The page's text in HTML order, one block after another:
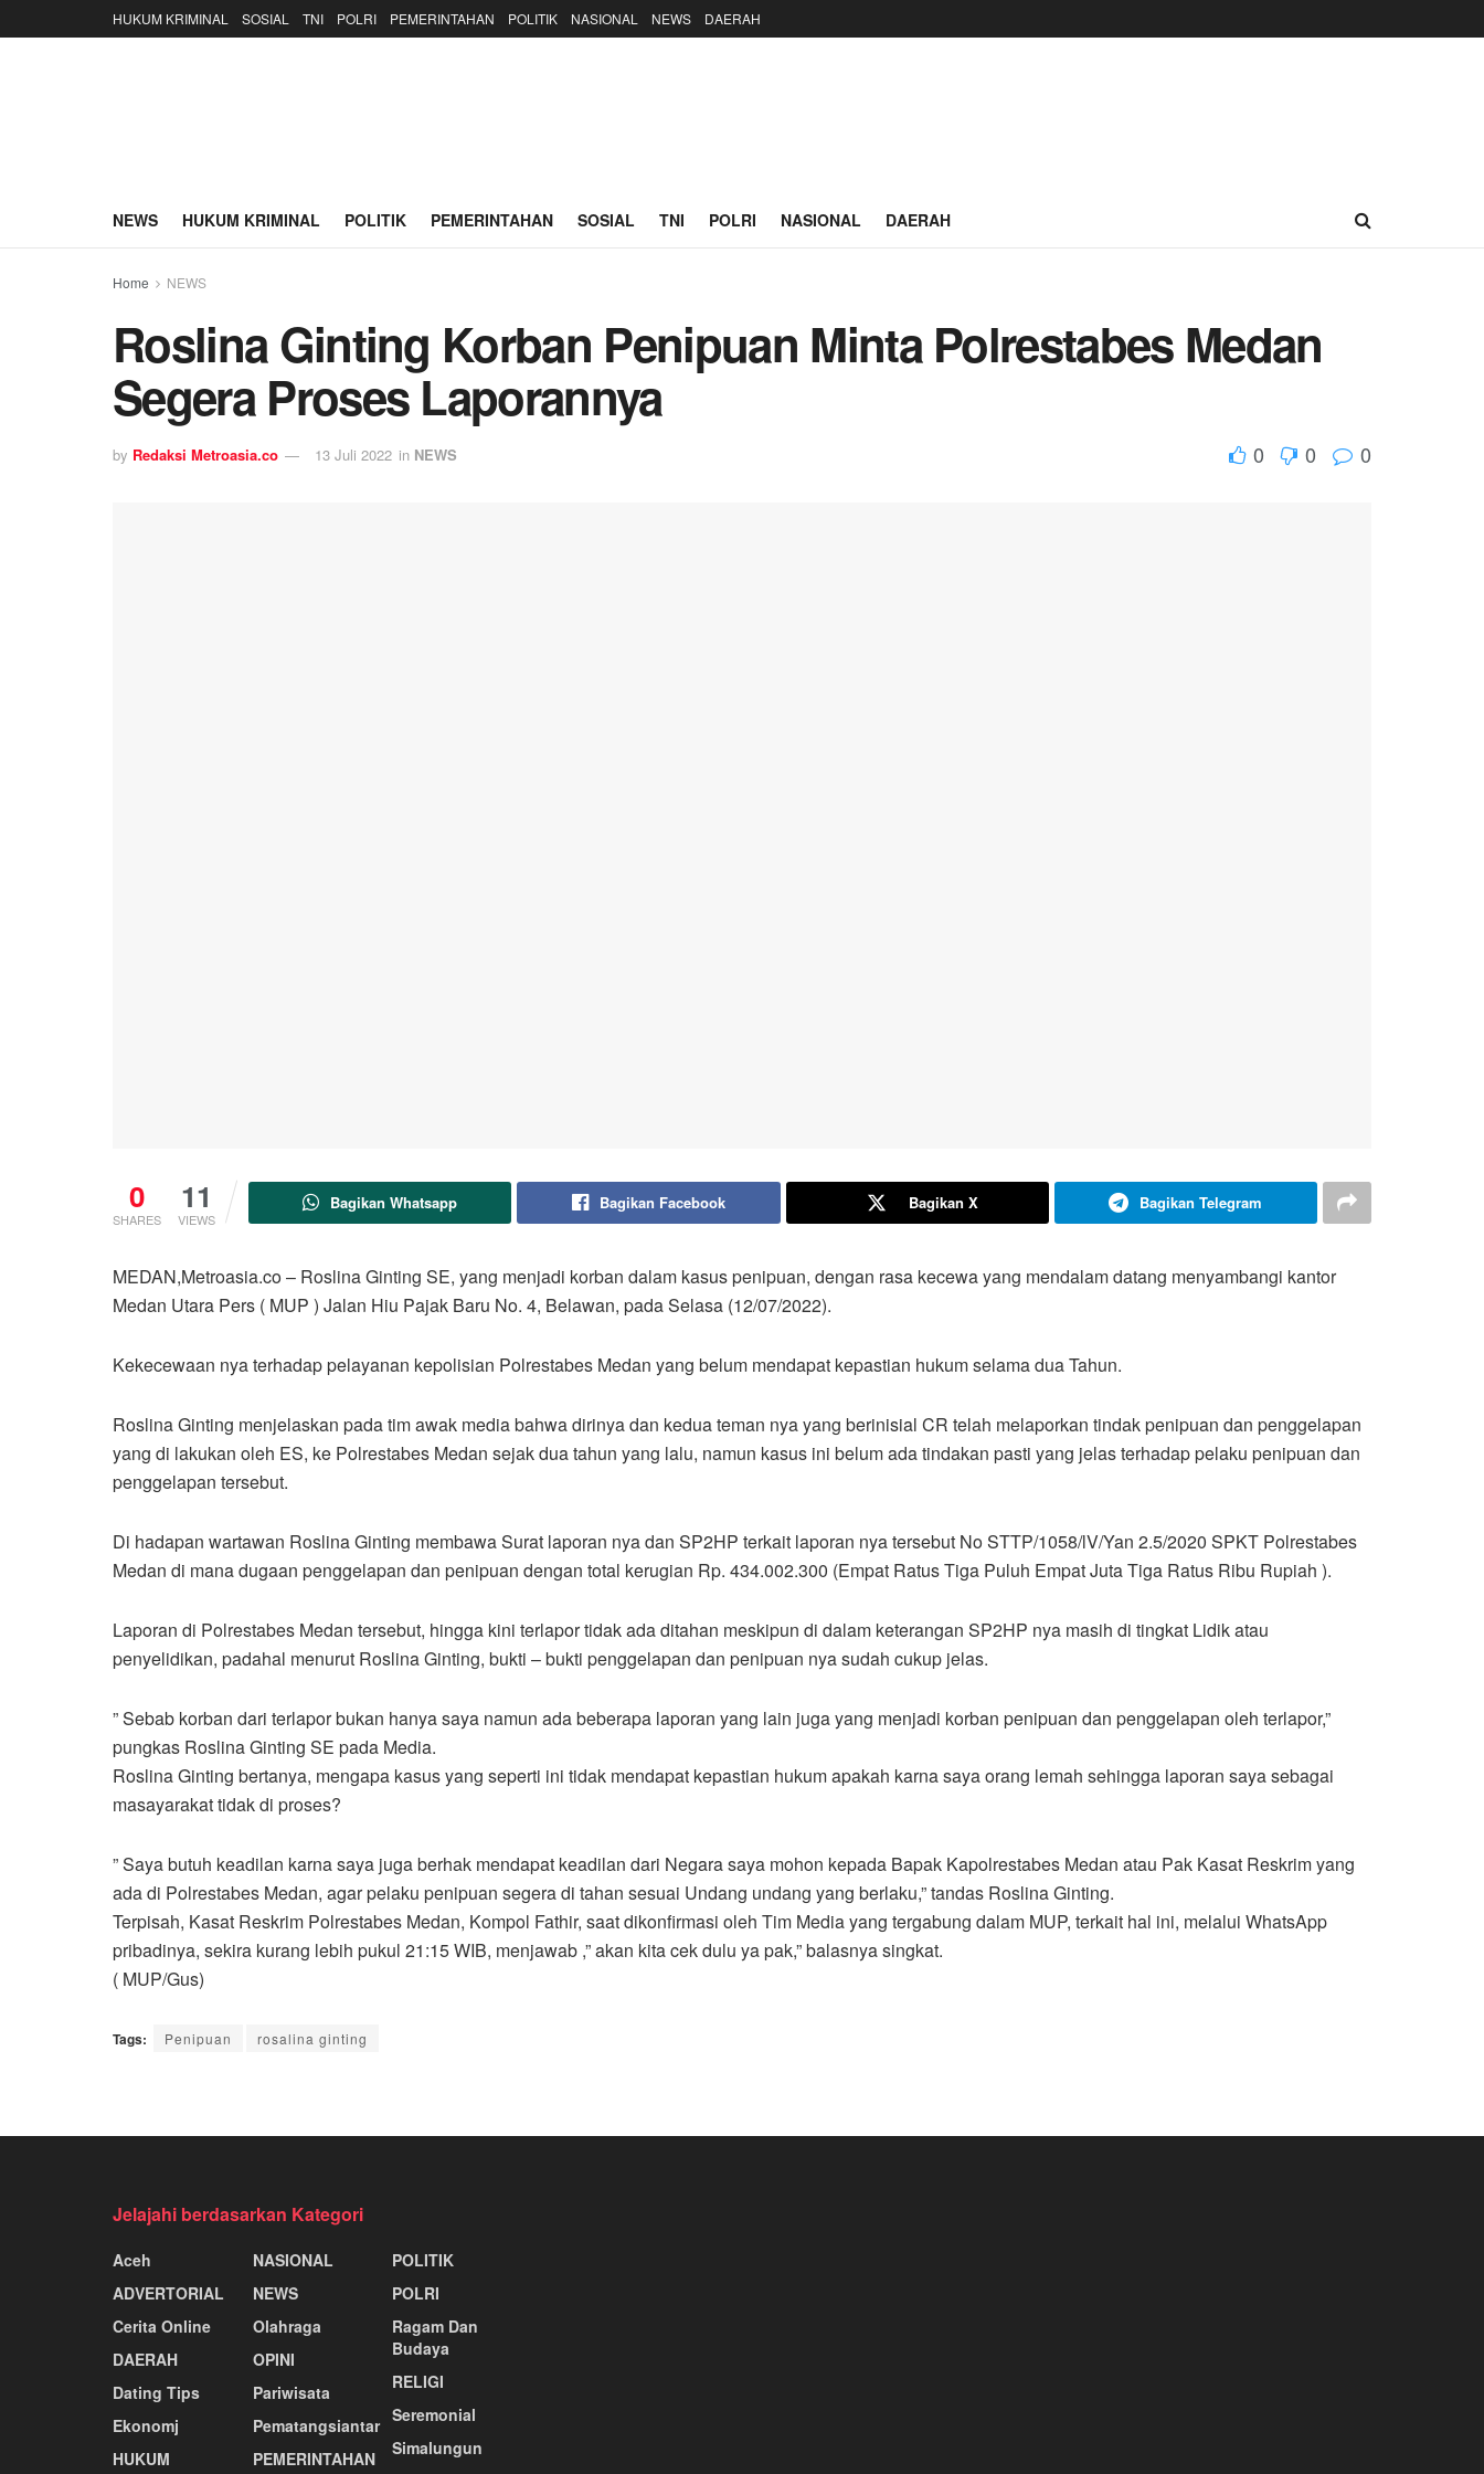
HUKUM KRIMINAL SOSIAL TNI POLRI PEMERINTAHAN POLITIK NASIONAL NEWS DAERAH
NEWS HUKUM KRIMINAL POLITIK PEMERINTAHAN SOSIAL TNI POLRI NASIONAL DAERAH
Home NEWS
Roslina Ginting Korban Penipuan Minta Polrestabes Medan
Segera Proses Laporannya
by Redaksi Metroasia.co 13 Juli 2022 in NEWS 0 0 0
0
SHARES
11
VIEWS
Bagikan Whatsapp Bagikan Facebook Bagikan X Bagikan Telegram
MEDAN,Metroasia.co – Roslina Ginting SE, yang menjadi korban dalam kasus penipuan, dengan rasa kecewa yang mendalam datang menyambangi kantor
Medan Utara Pers ( MUP ) Jalan Hiu Pajak Baru No. 4, Belawan, pada Selasa (12/07/2022).
Kekecewaan nya terhadap pelayanan kepolisian Polrestabes Medan yang belum mendapat kepastian hukum selama dua Tahun.
Roslina Ginting menjelaskan pada tim awak media bahwa dirinya dan kedua teman nya yang berinisial CR telah melaporkan tindak penipuan dan penggelapan
yang di lakukan oleh ES, ke Polrestabes Medan sejak dua tahun yang lalu, namun kasus ini belum ada tindakan pasti yang jelas terhadap pelaku penipuan dan
penggelapan tersebut.
Di hadapan wartawan Roslina Ginting membawa Surat laporan nya dan SP2HP terkait laporan nya tersebut No STTP/1058/lV/Yan 2.5/2020 SPKT Polrestabes
Medan di mana dugaan penggelapan dan penipuan dengan total kerugian Rp. 434.002.300 (Empat Ratus Tiga Puluh Empat Juta Tiga Ratus Ribu Rupiah ).
Laporan di Polrestabes Medan tersebut, hingga kini terlapor tidak ada ditahan meskipun di dalam keterangan SP2HP nya masih di tingkat Lidik atau
penyelidikan, padahal menurut Roslina Ginting, bukti – bukti penggelapan dan penipuan nya sudah cukup jelas.
” Sebab korban dari terlapor bukan hanya saya namun ada beberapa laporan yang lain juga yang menjadi korban penipuan dan penggelapan oleh terlapor,”
pungkas Roslina Ginting SE pada Media.
Roslina Ginting bertanya, mengapa kasus yang seperti ini tidak mendapat kepastian hukum apakah karna saya orang lemah sehingga laporan saya sebagai
masayarakat tidak di proses?
” Saya butuh keadilan karna saya juga berhak mendapat keadilan dari Negara saya mohon kepada Bapak Kapolrestabes Medan atau Pak Kasat Reskrim yang
ada di Polrestabes Medan, agar pelaku penipuan segera di tahan sesuai Undang undang yang berlaku,” tandas Roslina Ginting.
Terpisah, Kasat Reskrim Polrestabes Medan, Kompol Fathir, saat dikonfirmasi oleh Tim Media yang tergabung dalam MUP, terkait hal ini, melalui WhatsApp
pribadinya, sekira kurang lebih pukul 21:15 WIB, menjawab ,” akan kita cek dulu ya pak,” balasnya singkat.
( MUP/Gus)
Tags: Penipuan rosalina ginting
Jelajahi berdasarkan Kategori
Aceh
ADVERTORIAL
Cerita Online
DAERAH
Dating Tips
Ekonomj
HUKUM
NASIONAL
NEWS
Olahraga
OPINI
Pariwisata
Pematangsiantar
PEMERINTAHAN
POLITIK
POLRI
Ragam Dan
Budaya
RELIGI
Seremonial
Simalungun